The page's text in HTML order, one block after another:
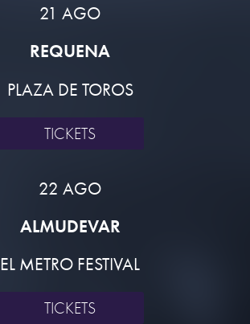
21 AGO
REQUENA
PLAZA DE TOROS
TICKETS
22 AGO
ALMUDEVAR
EL METRO FESTIVAL
TICKETS